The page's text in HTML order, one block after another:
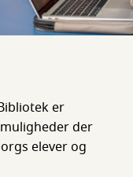
er
der
elever og